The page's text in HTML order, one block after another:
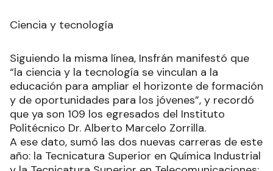
Ciencia y tecnología
Siguiendo la misma línea, Insfrán manifestó que
“la ciencia y la tecnología se vinculan a la
educación para ampliar el horizonte de formación
y de oportunidades para los jóvenes”, y recordó
que ya son 109 los egresados del Instituto
Politécnico Dr. Alberto Marcelo Zorrilla.
A ese dato, sumó las dos nuevas carreras de este
año: la Tecnicatura Superior en Química Industrial